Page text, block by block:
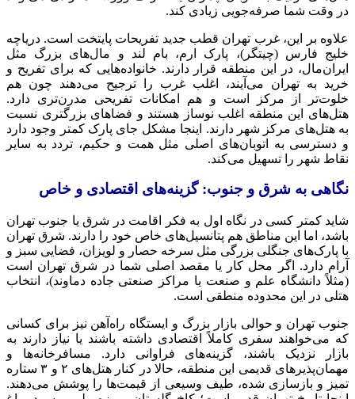
در وقت شما صرفه‌جویی زیادی کند.
علاوه بر این، غرب تهران قطب جدید تفریحات پایتخت است. دریاچه
خلیج فارس (چیتگر)، پارک ارم، بام لند و مال‌های بزرگ مثل
ایران‌مال، در این منطقه قرار دارند. خانواده‌هایی که برای تفریح و
خرید به تهران می‌آیند، اغلب غرب را ترجیح می‌دهند چون هم
خلوت‌تر از مرکز است و هم امکانات تفریحی مدرن‌تری دارد.
هتل‌های این منطقه اغلب نوساز هستند و فضاهای بزرگتری نسبت
به هتل‌های مرکز شهر دارند. اینجا مشکل جای پارک کمتر وجود دارد
و دسترسی به اتوبان‌های اصلی مثل همت و حکیم، تردد به سایر
نقاط شهر را تسهیل می‌کند.
نگاهی به شرق و جنوب: گزینه‌های اقتصادی و خاص
شاید کمتر کسی در نگاه اول به فکر اقامت در شرق یا جنوب تهران
باشد، اما این مناطق هم پتانسیل‌های خاص خود را دارند. شرق تهران
با پارک‌های جنگلی بزرگی مثل سرخه حصار و لویزان، فضایی سبز و
آرام دارد. اگر محل کار یا مقصد اصلی شما در شرق تهران است
(مثلاً دانشگاه علم و صنعت یا مراکز صنعتی جاده دماوند)، انتخاب
هتلی در این محدوده منطقی است.
جنوب تهران و حوالی بازار بزرگ و ایستگاه راه‌آهن نیز برای کسانی
که می‌خواهند سفری کاملاً اقتصادی داشته باشند یا نیاز دارند به
بازار نزدیک باشند، گزینه‌های فراوانی دارد. مسافرخانه‌ها و
مهمان‌پذیرهای قدیمی این منطقه، حالا در کنار هتل‌های ۲ و ۳ ستاره
تمیز و بازسازی شده، طیف وسیعی از قیمت‌ها را پوشش می‌دهند.